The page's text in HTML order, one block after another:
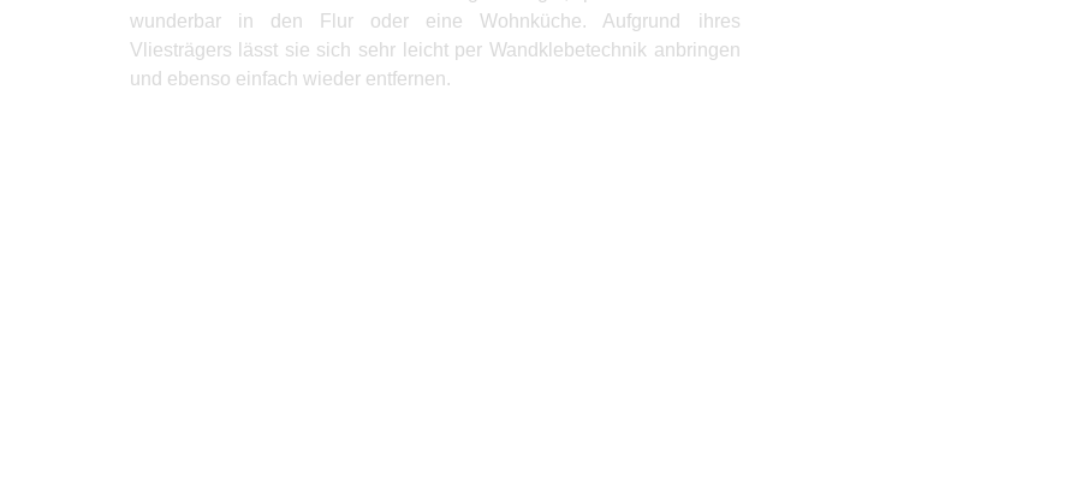
wunderbar in den Flur oder eine Wohnküche. Aufgrund ihres
Vliesträgers lässt sie sich sehr leicht per Wandklebetechnik anbringen
und ebenso einfach wieder entfernen.